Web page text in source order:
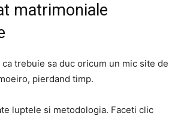
matrimoniale
ca trebuie sa duc oricum un mic site de
pierdand timp.
luptele si metodologia. Faceti clic